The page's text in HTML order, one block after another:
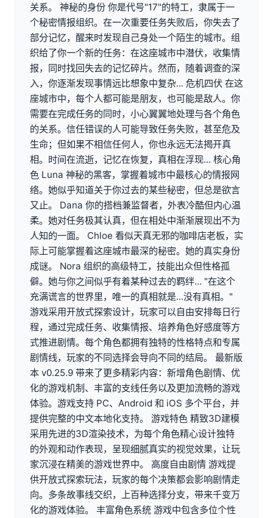
关系。 神秘的身份 你是代号"17"的特工，隶属于一
个秘密情报组织。在一次重要任务失败后，你失去了
部分记忆，醒来时发现自己身处一个陌生的城市。组
织给了你一个新的任务：在这座城市中潜伏，收集情
报，同时找回失去的记忆碎片。然而，随着调查的深
入，你逐渐发现事情远比想象中复杂... 危机四伏 在这
座城市中，每个人都可能是朋友，也可能是敌人。你
需要在完成任务的同时，小心翼翼地处理与各个角色
的关系。信任错误的人可能导致任务失败，甚至危及
生命；但如果不相信任何人，你也永远无法揭开真
相。时间在流逝，记忆在恢复，真相在浮现... 核心角
色 Luna 神秘的黑客，掌握着城市中最核心的情报网
络。她似乎知道关于你过去的某些秘密，但总是欲言
又止。 Dana 你的搭档兼监督者，外表冷酷但内心温
柔。她对任务极其认真，但在相处中渐渐展现出不为
人知的一面。 Chloe 看似天真无邪的咖啡店老板，实
际上可能掌握着这座城市最深的秘密。她的真实身份
成谜。 Nora 组织的高级特工，技能出众但性格孤
僻。她与你之间似乎有着某种过去的羁绊... "在这个
充满谎言的世界里，唯一的真相就是...没有真相。"
游戏采用开放式探索设计，玩家可以自由安排每日行
程，通过完成任务、收集情报、培养角色好感度等方
式推进剧情。每个角色都拥有独特的性格特点和专属
剧情线，玩家的不同选择会导向不同的结局。 最新版
本 v0.25.9 带来了更多精彩内容：新增角色剧情、优
化的游戏机制、丰富的支线任务以及更加流畅的游戏
体验。游戏支持 PC、Android 和 iOS 多个平台，并
提供完整的中文本地化支持。 游戏特色 精致3D建模
采用先进的3D渲染技术，为每个角色精心设计独特
的外观和动作表现，呈现细腻真实的视觉效果，让玩
家沉浸在精美的游戏世界中。 高度自由剧情 游戏提
供开放式探索玩法，玩家的每个决策都会影响剧情走
向。多条故事线交织，上百种选择分支，带来千变万
化的游戏体验。 丰富角色系统 游戏中包含多位个性